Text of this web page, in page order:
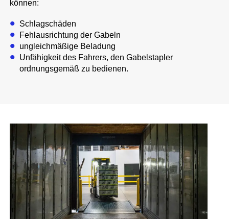
können:
Schlagschäden
Fehlausrichtung der Gabeln
ungleichmäßige Beladung
Unfähigkeit des Fahrers, den Gabelstapler
ordnungsgemäß zu bedienen.